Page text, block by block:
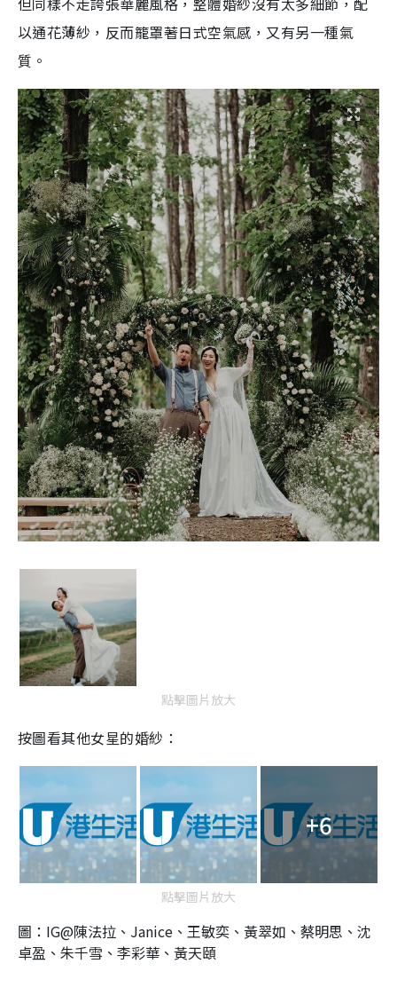
以通花薄紗，反而籠罩著日式空氣感，又有另一種氣
質。
點擊圖片放大
按圖看其他女星的婚紗：
+6
點擊圖片放大
圖：IG@陳法拉、Janice、王敏奕、黃翠如、蔡明思、沈
卓盈、朱千雪、李彩華、黃天頤